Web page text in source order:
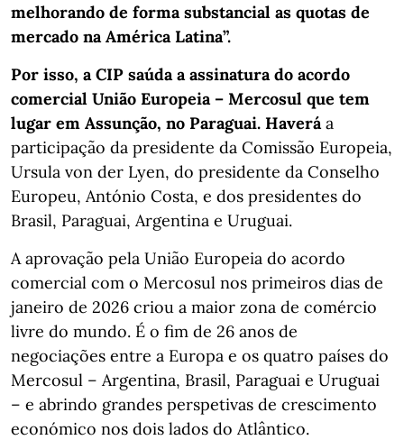
melhorando de forma substancial as quotas de
mercado na América Latina”.
Por isso, a CIP saúda a assinatura do acordo
comercial União Europeia – Mercosul que tem
lugar em Assunção, no Paraguai. Haverá a
participação da presidente da Comissão Europeia,
Ursula von der Lyen, do presidente da Conselho
Europeu, António Costa, e dos presidentes do
Brasil, Paraguai, Argentina e Uruguai.
A aprovação pela União Europeia do acordo
comercial com o Mercosul nos primeiros dias de
janeiro de 2026 criou a maior zona de comércio
livre do mundo. É o fim de 26 anos de
negociações entre a Europa e os quatro países do
Mercosul – Argentina, Brasil, Paraguai e Uruguai
– e abrindo grandes perspetivas de crescimento
económico nos dois lados do Atlântico.